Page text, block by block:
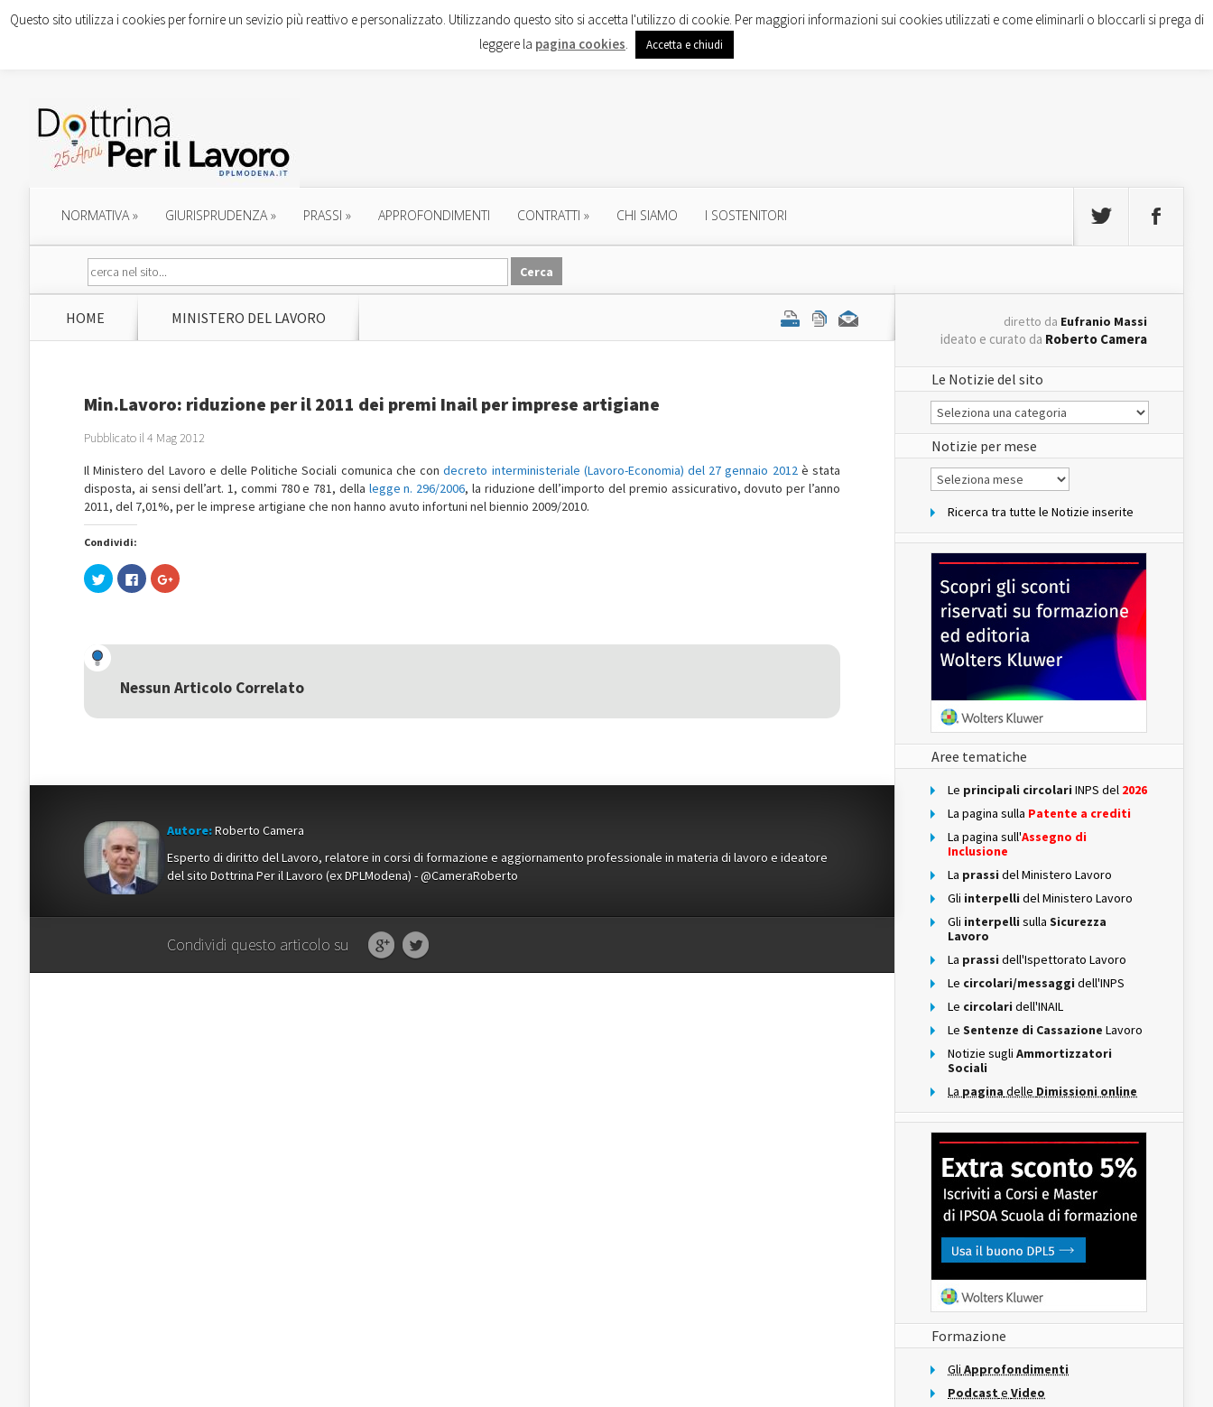
NORMATIVA» GIURISPRUDENZA» PRASSI » APPROFONDIMENTI CONTRATTI » CHI SIAMO I SOSTENITORI
HOME MINISTERO DEL LAVORO
Min.Lavoro: riduzione per il 2011 dei premi Inail per imprese artigiane
Pubblicato il 4 Mag 2012
Il Ministero del Lavoro e delle Politiche Sociali comunica che condecreto interministeriale (Lavoro-Economia) del 27 gennaio 2012è stata
disposta, ai sensi dell’art. 1, commi 780 e 781, della legge n. 296/2006, la riduzione dell’importo del premio assicurativo, dovuto per l’anno
2011, del 7,01%, per le imprese artigiane che non hanno avuto infortuni nel biennio 2009/2010.
Condividi:
Fai
clic
(Si
apre
una
nuova
Fai
clic
nuova
finestra)
Fai
clic
una
nuova
Nessun Articolo Correlato
Autore:Roberto Camera
Esperto di diritto del Lavoro, relatore in corsi di formazione e aggiornamento professionale in materia di lavoro e ideatore
del sito Dottrina Per il Lavoro (ex DPLModena) - @CameraRoberto
Condividi questo articolo su
diretto da Eufranio Massi
ideato e curato da Roberto Camera
Le Notizie del sito
Le
Notizie
del
sito
Notizie per mese
Notizie
per
Ricerca tra tutte le Notizie inserite
Aree tematiche
Le principali circolari INPS del 2026
La pagina sulla Patente a crediti
La pagina sull'Assegno di
Inclusione
La prassi del Ministero Lavoro
Gli interpelli del Ministero Lavoro
Gli interpelli sulla Sicurezza
Lavoro
La prassi dell'Ispettorato Lavoro
Le circolari/messaggi dell'INPS
Le circolari dell'INAIL
Le Sentenze di Cassazione Lavoro
Notizie sugli Ammortizzatori
Sociali
La pagina delle Dimissioni online
Formazione
Gli Approfondimenti
Podcast e Video
Questo sito utilizza i cookies per fornire un sevizio più reattivo e personalizzato. Utilizzando questo sito si accetta l'utilizzo di cookie. Per maggiori informazioni sui cookies utilizzati e come eliminarli o bloccarli si prega di
leggere la pagina cookies. Accetta e chiudi